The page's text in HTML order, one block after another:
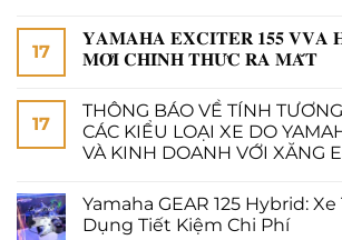
17
𝐘𝐀𝐌𝐀𝐇𝐀 𝐄𝐗𝐂𝐈𝐓𝐄𝐑 𝟏𝟓𝟓 𝐕𝐕𝐀
𝐌𝐎̛́𝐈 𝐂𝐇𝐈́𝐍𝐇 𝐓𝐇𝐔̛́𝐂 𝐑𝐀 𝐌𝐀̆́𝐓
17
THÔNG BÁO VỀ TÍNH
CÁC KIỂU LOẠI XE DO
VÀ KINH DOANH VỚI XĂNG
Yamaha GEAR 125 Hybrid: Xe
Dụng Tiết Kiệm Chi Phí